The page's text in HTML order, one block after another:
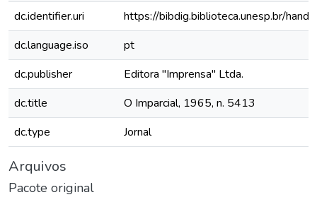
dc.identifier.uri
https://bibdig.biblioteca.unesp.br/
dc.language.iso
pt
dc.publisher
Editora "Imprensa" Ltda.
dc.title
O Imparcial, 1965, n. 5413
dc.type
Jornal
Arquivos
Pacote original